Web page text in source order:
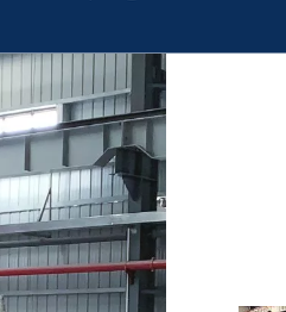
de trabajo en frío
al vacío
简体中文
Pусский